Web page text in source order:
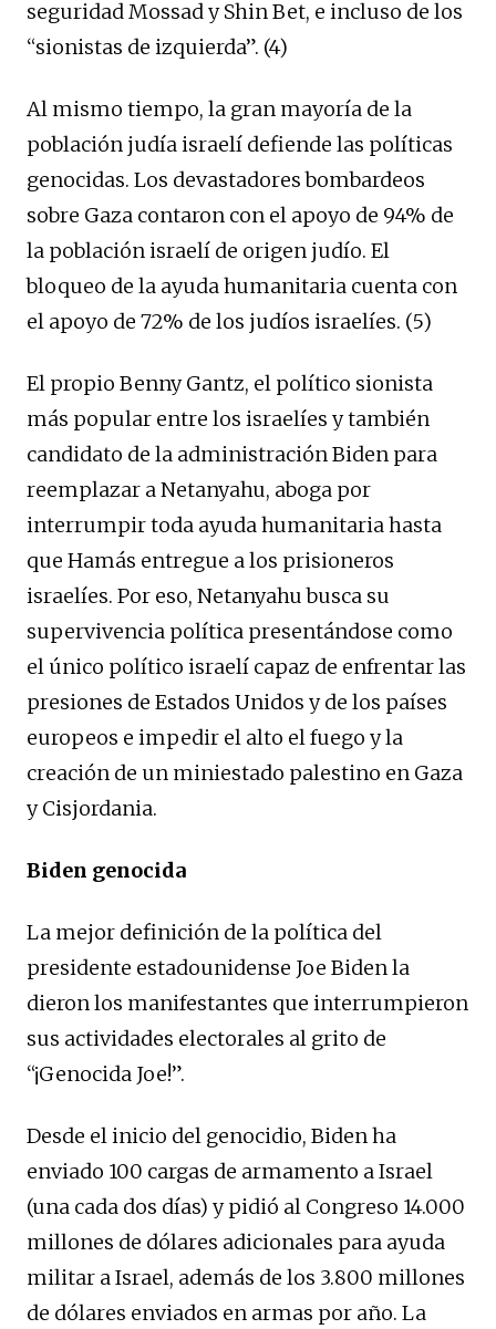
seguridad Mossad y Shin Bet, e incluso de los
“sionistas de izquierda”. (4)
Al mismo tiempo, la gran mayoría de la
población judía israelí defiende las políticas
genocidas. Los devastadores bombardeos
sobre Gaza contaron con el apoyo de 94% de
la población israelí de origen judío. El
bloqueo de la ayuda humanitaria cuenta con
el apoyo de 72% de los judíos israelíes. (5)
El propio Benny Gantz, el político sionista
más popular entre los israelíes y también
candidato de la administración Biden para
reemplazar a Netanyahu, aboga por
interrumpir toda ayuda humanitaria hasta
que Hamás entregue a los prisioneros
israelíes. Por eso, Netanyahu busca su
supervivencia política presentándose como
el único político israelí capaz de enfrentar las
presiones de Estados Unidos y de los países
europeos e impedir el alto el fuego y la
creación de un miniestado palestino en Gaza
y Cisjordania.
Biden genocida
La mejor definición de la política del
presidente estadounidense Joe Biden la
dieron los manifestantes que interrumpieron
sus actividades electorales al grito de
“¡Genocida Joe!”.
Desde el inicio del genocidio, Biden ha
enviado 100 cargas de armamento a Israel
(una cada dos días) y pidió al Congreso 14.000
millones de dólares adicionales para ayuda
militar a Israel, además de los 3.800 millones
de dólares enviados en armas por año. La